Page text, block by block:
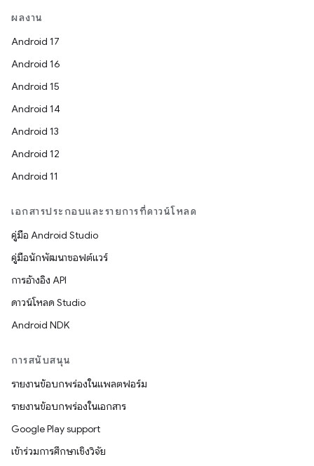
ผลงาน
Android 17
Android 16
Android 15
Android 14
Android 13
Android 12
Android 11
เอกสารประกอบและรายการที่ดาวน์โหลด
คู่มือ Android Studio
คู่มือนักพัฒนาซอฟต์แวร์
การอ้างอิง API
ดาวน์โหลด Studio
Android NDK
การสนับสนุน
รายงานข้อบกพร่องในแพลตฟอร์ม
รายงานข้อบกพร่องในเอกสาร
Google Play support
เข้าร่วมการศึกษาเชิงวิจัย